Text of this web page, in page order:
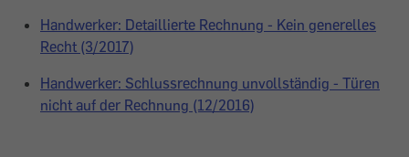
Handwerker: Detaillierte Rechnung - Kein generelles
Recht (3/2017)
Handwerker: Schlussrechnung unvollständig - Türen
nicht auf der Rechnung (12/2016)